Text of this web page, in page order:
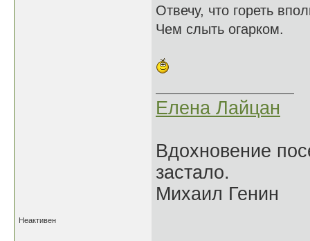
Отвечу, что гореть
Чем слыть огарком.
Елена Лайцан
Вдохновение
застало.
Михаил Генин
Неактивен